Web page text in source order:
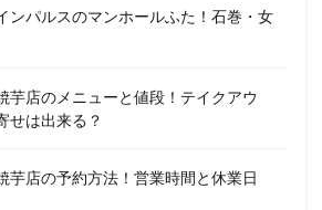
ンパルスのマンホールふた！石巻・女
芋店のメニューと値段！テイクアウ
せは出来る？
芋店の予約方法！営業時間と休業日